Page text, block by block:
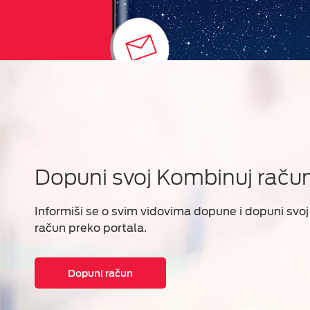
Dopuni svoj Kombinuj
Informiši se o svim vidovima dopune i dopuni svoj
račun preko portala.
Dopuni račun